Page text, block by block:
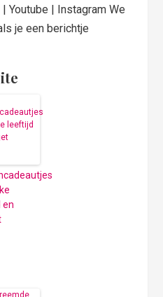
| Youtube | Instagram We
je een berichtje
en